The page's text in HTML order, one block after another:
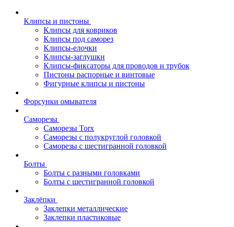
Клипсы и пистоны
Клипсы для ковриков
Клипсы под саморез
Клипсы-елочки
Клипсы-заглушки
Клипсы-фиксаторы для проводов и трубок
Пистоны распорные и винтовые
Фигурные клипсы и пистоны
Форсунки омывателя
Саморезы
Саморезы Torx
Саморезы с полукруглой головкой
Саморезы с шестигранной головкой
Болты
Болты с разными головками
Болты с шестигранной головкой
Заклёпки
Заклепки металлические
Заклепки пластиковые